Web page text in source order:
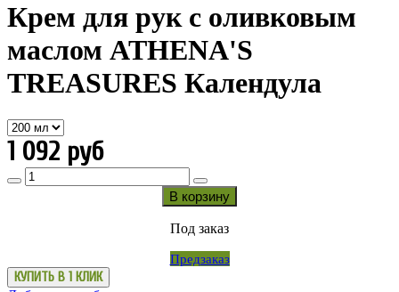
Крем для рук с оливковым
маслом ATHENA'S
TREASURES Календула
1 092 руб
В корзину
Под заказ
Предзаказ
КУПИТЬ В 1 КЛИК